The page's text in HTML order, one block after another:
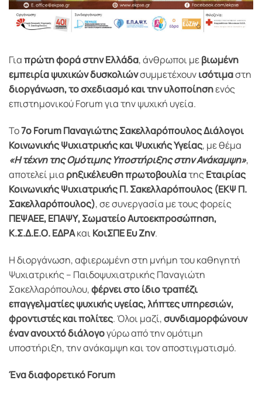
Γιαπρώτη φορά στην Ελλάδα, άνθρωποι μεβιωμένη
εμπειρία ψυχικών δυσκολιώνσυμμετέχουνισότιμαστη
διοργάνωση, το σχεδιασμό και την υλοποίησηενός
επιστημονικού Forum για την ψυχική υγεία.
Το7ο Forum Παναγιώτης Σακελλαρόπουλος Διάλογοι
Κοινωνικής Ψυχιατρικής και Ψυχικής Υγείας, με θέμα
«Η τέχνη της Ομότιμης Υποστήριξης στην Ανάκαμψη»,
αποτελεί μια ρηξικέλευθη πρωτοβουλίατης Εταιρίας
Κοινωνικής Ψυχιατρικής Π. Σακελλαρόπουλος (ΕΚΨ Π.
Σακελλαρόπουλος), σε συνεργασία με τους φορείς
ΠΕΨΑΕΕ, ΕΠΑΨΥ, Σωματείο Αυτοεκπροσώπηση,
Κ.Σ.Δ.Ε.Ο. ΕΔΡΑκαι ΚοιΣΠΕ Ευ Ζην.
Η διοργάνωση, αφιερωμένη στη μνήμη του καθηγητή
Ψυχιατρικής – Παιδοψυχιατρικής Παναγιώτη
Σακελλαρόπουλου,φέρνει στο ίδιο τραπέζι
επαγγελματίες ψυχικής υγείας, λήπτες υπηρεσιών,
φροντιστές και πολίτες. Όλοι μαζί,συνδιαμορφώνουν
έναν ανοιχτό διάλογογύρω από την ομότιμη
υποστήριξη, την ανάκαμψη και τον αποστιγματισμό.
Ένα διαφορετικό Forum